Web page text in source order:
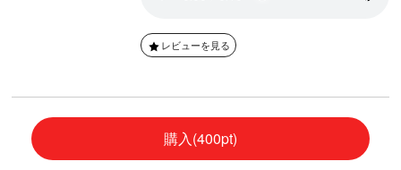
レビューを見る
購入(400pt)